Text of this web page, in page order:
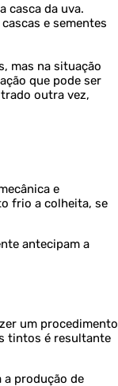
casca da uva.
e sementes
mas na situação
que pode ser
outra vez,
e
frio a colheita, se
antecipam a
um procedimento
tintos é resultante
a produção de